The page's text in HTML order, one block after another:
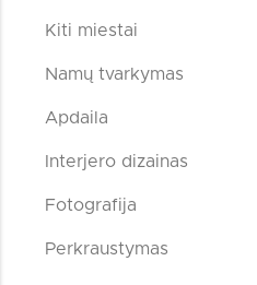
Kiti miestai
Namų tvarkymas
Apdaila
Interjero dizainas
Fotografija
Perkraustymas